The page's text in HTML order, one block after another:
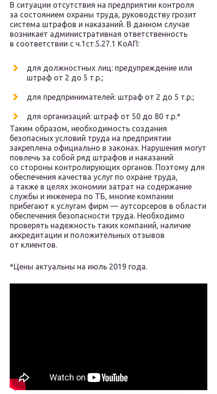
В ситуации отсутствия на предприятии контроля
за состоянием охраны труда, руководству грозит
система штрафов и наказаний. В данном случае
возникает административная ответственность
в соответствии с ч.1ст.5.27.1 КоАП:
для должностных лиц: предупреждение или
штраф от 2 до 5 т.р.;
для предпринимателей: штраф от 2 до 5 т.р.;
для организаций: штраф от 50 до 80 т.р.*
Таким образом, необходимость создания
безопасных условий труда на предприятии
закреплена официально в законах. Нарушения могут
повлечь за собой ряд штрафов и наказаний
со стороны контролирующих органов. Поэтому для
обеспечения качества услуг по охране труда,
а также в целях экономии затрат на содержание
службы и инженера по ТБ, многие компании
прибегают к услугам фирм — аутсорсеров в области
обеспечения безопасности труда. Необходимо
проверять надежность таких компаний, наличие
аккредитации и положительных отзывов
от клиентов.
*Цены актуальны на июль 2019 года.